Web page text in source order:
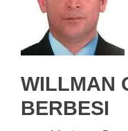
WILLMAN
BERBESI